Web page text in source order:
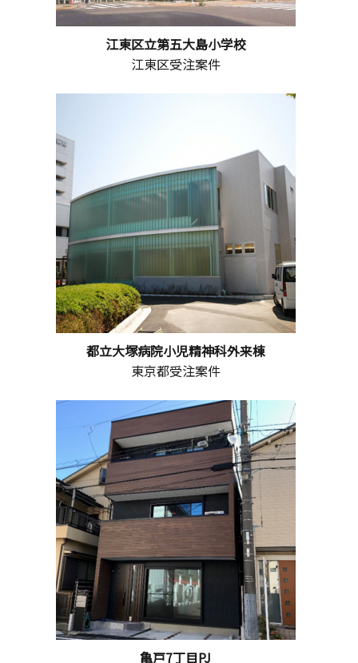
江東区立第五大島小学校
江東区受注案件
都立大塚病院小児精神科外来棟
東京都受注案件
亀戸7丁目PJ